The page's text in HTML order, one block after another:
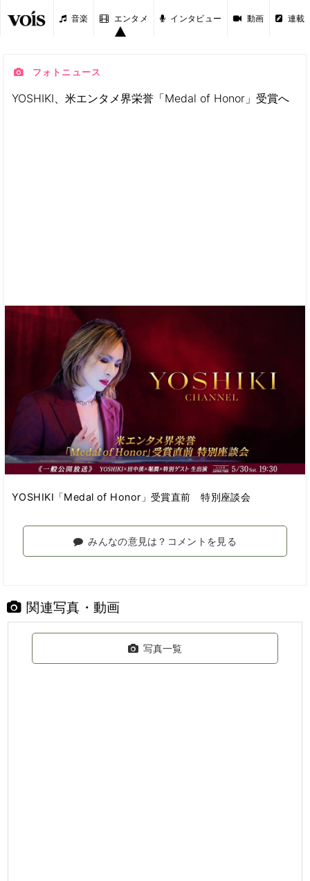
音楽 エンタメ インタビュー 動画 連載
フォトニュース
YOSHIKI、米エンタメ界栄誉「Medal of Honor」受賞へ
YOSHIKI「Medal of Honor」受賞直前 特別座談会
みんなの意見は？コメントを見る
関連写真・動画
写真一覧